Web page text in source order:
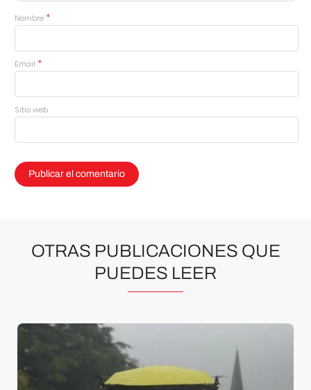
Nombre *
Email *
Sitio web
OTRAS PUBLICACIONES QUE
PUEDES LEER